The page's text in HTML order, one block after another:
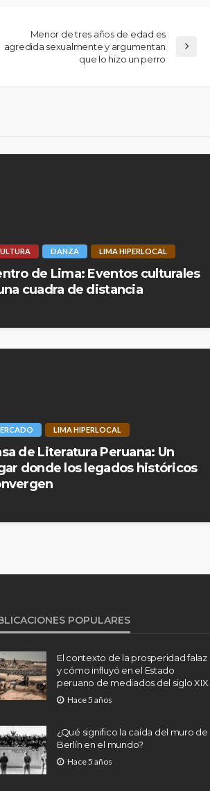
Menor de tres años de edad es
agredida sexualmente y argumentan
que lo hizo un perro
DANZA LIMA HIPERLOCAL
de Lima: Eventos culturales
cuadra de distancia
LIMA HIPERLOCAL
de Literatura Peruana: Un
donde los legados históricos
POPULARES
El contexto de la prosperidad falaz
y cómo influyó en el Estado
peruano de mediados del siglo XIX.
Hace 5 años
¿Qué significo la caída del muro de
Berlín en el mundo?
Hace 5 años